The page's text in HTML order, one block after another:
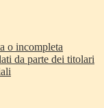
o incompleta
da parte dei titolari